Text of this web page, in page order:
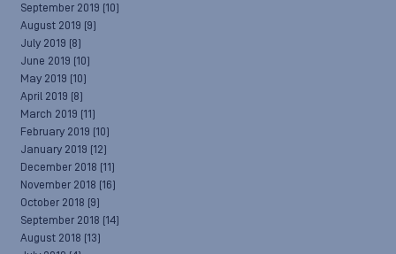
September 2019 (10)
August 2019 (9)
July 2019 (8)
June 2019 (10)
May 2019 (10)
April 2019 (8)
March 2019 (11)
February 2019 (10)
January 2019 (12)
December 2018 (11)
November 2018 (16)
October 2018 (9)
September 2018 (14)
August 2018 (13)